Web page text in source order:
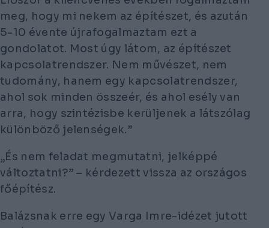
meg, hogy mi nekem az építészet, és azután
5-10 évente újrafogalmaztam ezt a
gondolatot. Most úgy látom, az építészet
kapcsolatrendszer. Nem művészet, nem
tudomány, hanem egy kapcsolatrendszer,
ahol sok minden összeér, és ahol esély van
arra, hogy szintézisbe kerüljenek a látszólag
különböző jelenségek.”
„És nem feladat megmutatni, jelképpé
változtatni?” – kérdezett vissza az országos
főépítész.
Balázsnak erre egy Varga Imre-idézet jutott